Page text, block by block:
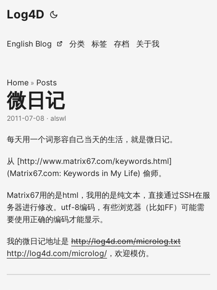
Log4D
English Blog 分类 标签 存档 关于我
Home » Posts
微日记
2011-07-08 · alswl
每天用一个词形容自己当天的生活，就是微日记。
从 [http://www.matrix67.com/keywords.html]
(Matrix67.com: Keywords in My Life) 偷师。
Matrix67用的是html，我用的是纯文本，直接通过SSH在服
务器进行修改。utf-8编码，有些浏览器（比如FF）可能需
要使用正确的编码才能显示。
我的微日记地址是 http://log4d.com/microlog.txt
http://log4d.com/microlog/ ，欢迎模仿。